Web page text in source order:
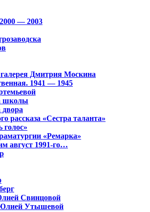
— 2003
Дмитрия Москина
1941 — 1945
школы
двора
рассказа «Сестра таланта»
голос»
«Ремарка»
август 1991-го…
Свинцовой
Юлией Утышевой